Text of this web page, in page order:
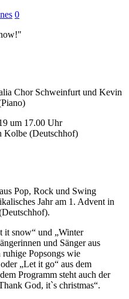
0
Chor Schweinfurt und Kevin
um 17.00 Uhr
(Deutschhof)
Pop, Rock und Swing
Jahr am 1. Advent in
it snow“ und „Winter
und Sänger aus
Popsongs wie
„Let it go“ aus dem
Programm steht auch der
God, it`s christmas“.